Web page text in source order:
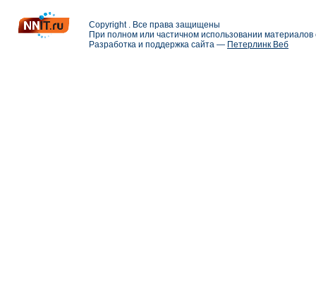
Copyright . Все права защищены
При полном или частичном использовании
Разработка и поддержка сайта — Петерлинк Веб